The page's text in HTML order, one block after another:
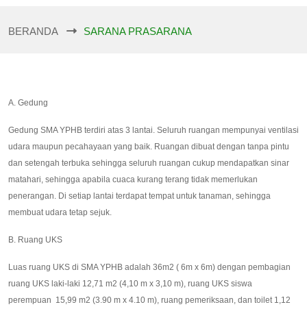
BERANDA SARANA PRASARANA
A. Gedung
Gedung SMA YPHB terdiri atas 3 lantai. Seluruh ruangan mempunyai ventilasi
udara maupun pecahayaan yang baik. Ruangan dibuat dengan tanpa pintu
dan setengah terbuka sehingga seluruh ruangan cukup mendapatkan sinar
matahari, sehingga apabila cuaca kurang terang tidak memerlukan
penerangan. Di setiap lantai terdapat tempat untuk tanaman, sehingga
membuat udara tetap sejuk.
B. Ruang UKS
Luas ruang UKS di SMA YPHB adalah 36m2 ( 6m x 6m) dengan pembagian
ruang UKS laki-laki 12,71 m2 (4,10 m x 3,10 m), ruang UKS siswa
perempuan 15,99 m2 (3.90 m x 4.10 m), ruang pemeriksaan, dan toilet 1,12